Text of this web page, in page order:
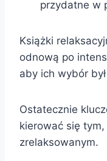
przydatne w
Książki
odnową po
aby ich wybór
Ostatecznie
kierować się
zrelaksowanym.